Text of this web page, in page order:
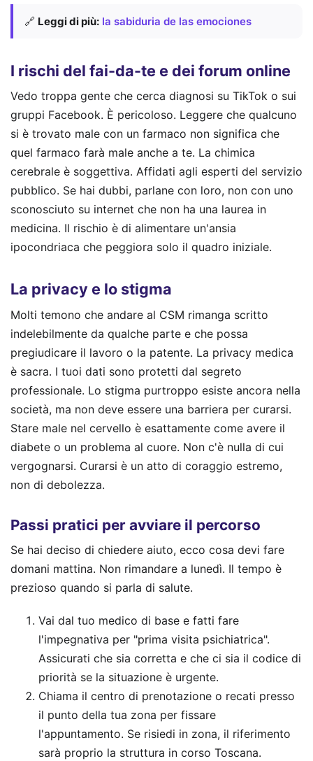
🔗 Leggi di più: la sabiduria de las emociones
I rischi del fai-da-te e dei forum online
Vedo troppa gente che cerca diagnosi su TikTok o sui
gruppi Facebook. È pericoloso. Leggere che qualcuno
si è trovato male con un farmaco non significa che
quel farmaco farà male anche a te. La chimica
cerebrale è soggettiva. Affidati agli esperti del servizio
pubblico. Se hai dubbi, parlane con loro, non con uno
sconosciuto su internet che non ha una laurea in
medicina. Il rischio è di alimentare un'ansia
ipocondriaca che peggiora solo il quadro iniziale.
La privacy e lo stigma
Molti temono che andare al CSM rimanga scritto
indelebilmente da qualche parte e che possa
pregiudicare il lavoro o la patente. La privacy medica
è sacra. I tuoi dati sono protetti dal segreto
professionale. Lo stigma purtroppo esiste ancora nella
società, ma non deve essere una barriera per curarsi.
Stare male nel cervello è esattamente come avere il
diabete o un problema al cuore. Non c'è nulla di cui
vergognarsi. Curarsi è un atto di coraggio estremo,
non di debolezza.
Passi pratici per avviare il percorso
Se hai deciso di chiedere aiuto, ecco cosa devi fare
domani mattina. Non rimandare a lunedì. Il tempo è
prezioso quando si parla di salute.
Vai dal tuo medico di base e fatti fare
l'impegnativa per "prima visita psichiatrica".
Assicurati che sia corretta e che ci sia il codice di
priorità se la situazione è urgente.
Chiama il centro di prenotazione o recati presso
il punto della tua zona per fissare
l'appuntamento. Se risiedi in zona, il riferimento
sarà proprio la struttura in corso Toscana.